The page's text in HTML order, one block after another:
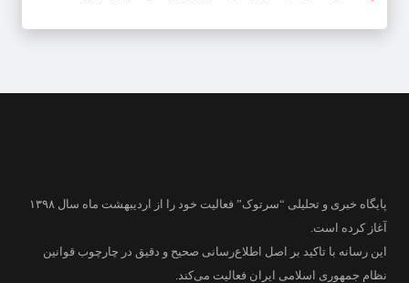
پایگاه خبری و تحلیلی “سرتوک” فعالیت خود را از اردیبهشت ماه سال ۱۳۹۸
آغاز کرده است.
این رسانه با تاکید بر اصل اطلاع‌رسانی صحیح و دقیق در چارچوب قوانین
نظام جمهوری اسلامی ایران فعالیت می‌کند.